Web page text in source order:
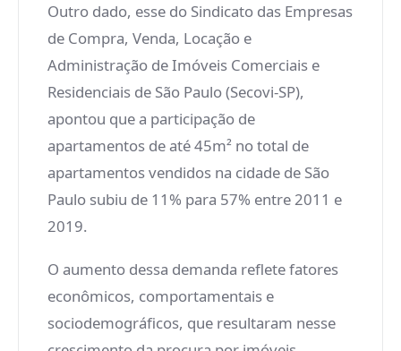
Outro dado, esse do Sindicato das Empresas
de Compra, Venda, Locação e
Administração de Imóveis Comerciais e
Residenciais de São Paulo (Secovi-SP),
apontou que a participação de
apartamentos de até 45m² no total de
apartamentos vendidos na cidade de São
Paulo subiu de 11% para 57% entre 2011 e
2019.
O aumento dessa demanda reflete fatores
econômicos, comportamentais e
sociodemográficos, que resultaram nesse